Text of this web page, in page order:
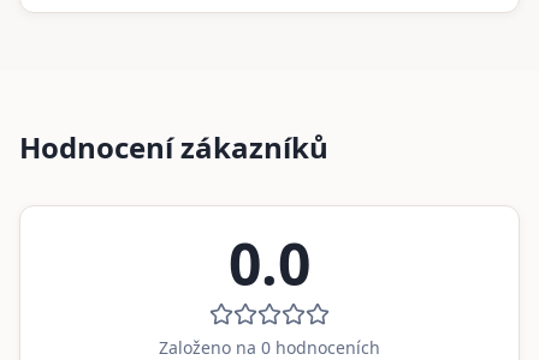
Hodnocení zákazníků
0.0
Založeno na 0 hodnoceních